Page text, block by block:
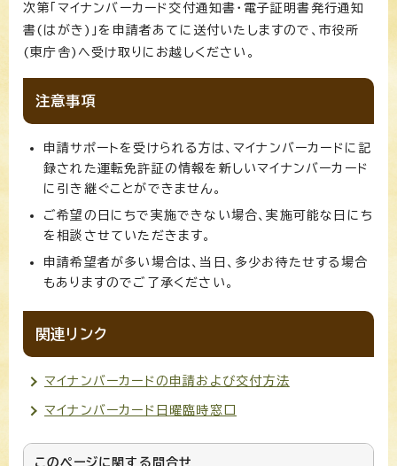
次第「マイナンバーカード交付通知書・電子証明書発行通知
書(はがき)」を申請者あてに送付いたしますので、市役所
(東庁舎)へ受け取りにお越しください。
注意事項
申請サポートを受けられる方は、マイナンバーカードに記
録された運転免許証の情報を新しいマイナンバーカード
に引き継ぐことができません。
ご希望の日にちで実施できない場合、実施可能な日にち
を相談させていただきます。
申請希望者が多い場合は、当日、多少お待たせする場合
もありますのでご了承ください。
関連リンク
マイナンバーカードの申請および交付方法
マイナンバーカード日曜臨時窓口
このページに関する 問合せ